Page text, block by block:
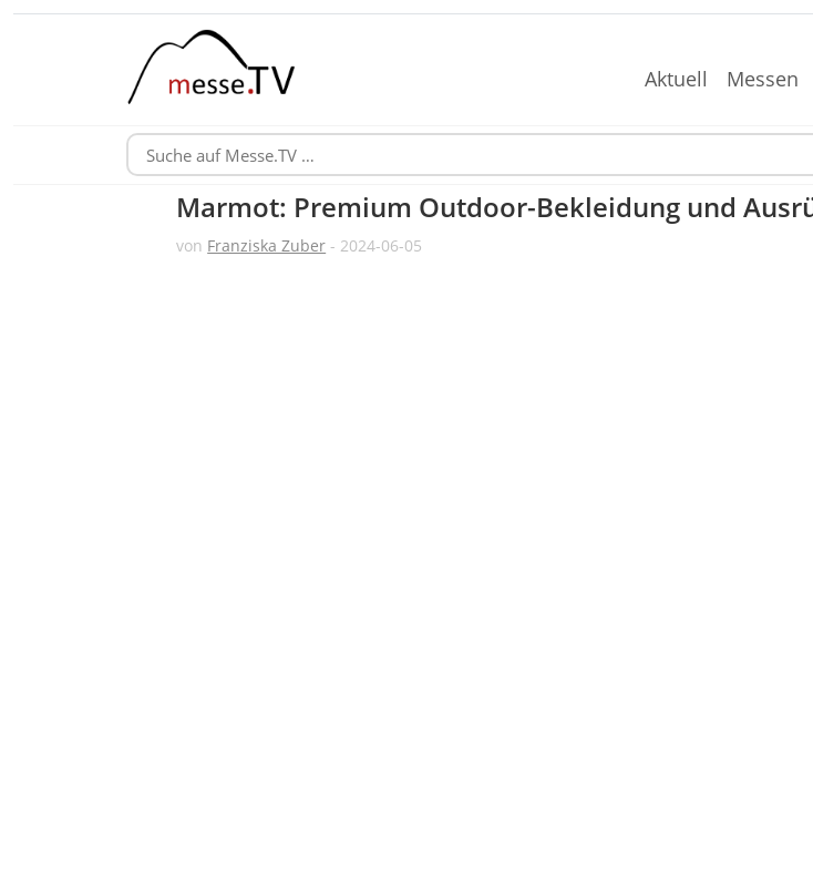
Aktuell Messen
Marmot: Premium Outdoor-Bekleidung und
von Franziska Zuber - 2024-06-05